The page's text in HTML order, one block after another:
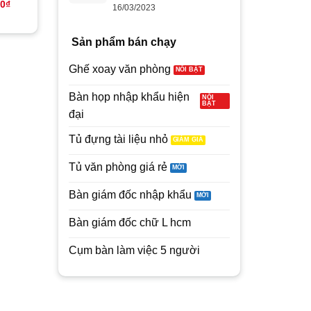
₫Giá
là:
Giá
gốc
4,180,000
4,180,000₫.
trên
dựa
đánh
giá
Lượng
16/03/2023
Sản phẩm bán chạy
Ghế xoay văn phòng
Bàn họp nhập khẩu hiện
đại
Tủ đựng tài liệu nhỏ
Tủ văn phòng giá rẻ
Bàn giám đốc nhập khẩu
Bàn giám đốc chữ L hcm
Cụm bàn làm việc 5 người